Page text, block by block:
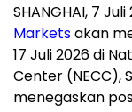
SHANGHAI, 7
Marketsakan
17 Juli 2026 di
Center (NECC),
menegaskan